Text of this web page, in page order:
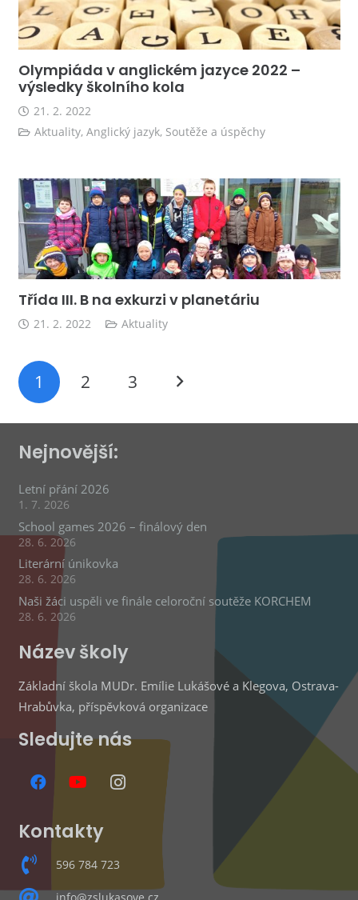
Olympiáda v anglickém jazyce 2022 –
výsledky školního kola
21. 2. 2022
Aktuality, Anglický jazyk, Soutěže a úspěchy
Třída III. B na exkurzi v planetáriu
21. 2. 2022 Aktuality
1 2 3
Nejnovější:
Letní přání 2026
1. 7. 2026
School games 2026 – finálový den
28. 6. 2026
Literární únikovka
28. 6. 2026
Naši žáci uspěli ve finále celoroční soutěže KORCHEM
28. 6. 2026
Název školy
Základní škola MUDr. Emílie Lukášové a Klegova, Ostrava-
Hrabůvka, příspěvková organizace
Sledujte nás
Kontakty
596 784 723